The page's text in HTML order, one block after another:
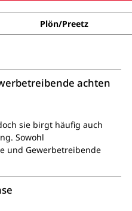
Plön/Preetz
achten
sie birgt häufig auch
Sowohl
und Gewerbetreibende